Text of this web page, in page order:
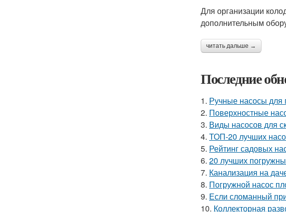
Для организации
дополнительным
читать дальше →
Последние
1. Ручные насосы для
2. Поверхностные
3. Виды насосов для
4. ТОП-20 лучших
5. Рейтинг садовых
6. 20 лучших
7. Канализация на
8. Погружной насос
9. Если сломанный
10. Коллекторная